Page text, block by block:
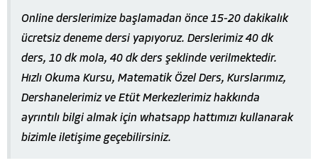
Online derslerimize başlamadan önce 15-20 dakikalık
ücretsiz deneme dersi yapıyoruz. Derslerimiz 40 dk
ders, 10 dk mola, 40 dk ders şeklinde verilmektedir.
Hızlı Okuma Kursu, Matematik Özel Ders, Kurslarımız,
Dershanelerimiz ve Etüt Merkezlerimiz hakkında
ayrıntılı bilgi almak için whatsapp hattımızı kullanarak
bizimle iletişime geçebilirsiniz.